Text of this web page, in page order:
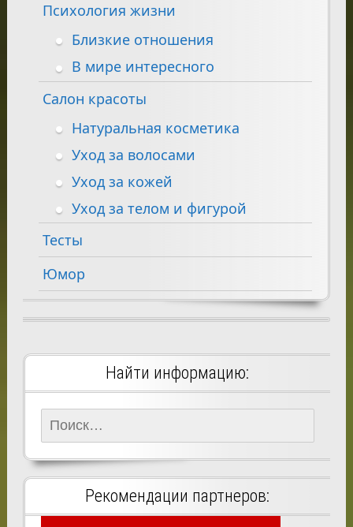
Психология жизни
Близкие отношения
В мире интересного
Салон красоты
Натуральная косметика
Уход за волосами
Уход за кожей
Уход за телом и фигурой
Тесты
Юмор
Найти информацию:
Найти:
Рекомендации партнеров: